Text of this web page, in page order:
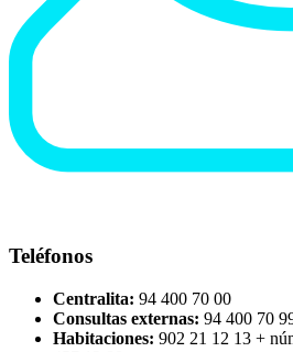
Teléfonos
Centralita: 94 400 70 00
Consultas externas: 94 400 70
Habitaciones: 902 21 12 13 +